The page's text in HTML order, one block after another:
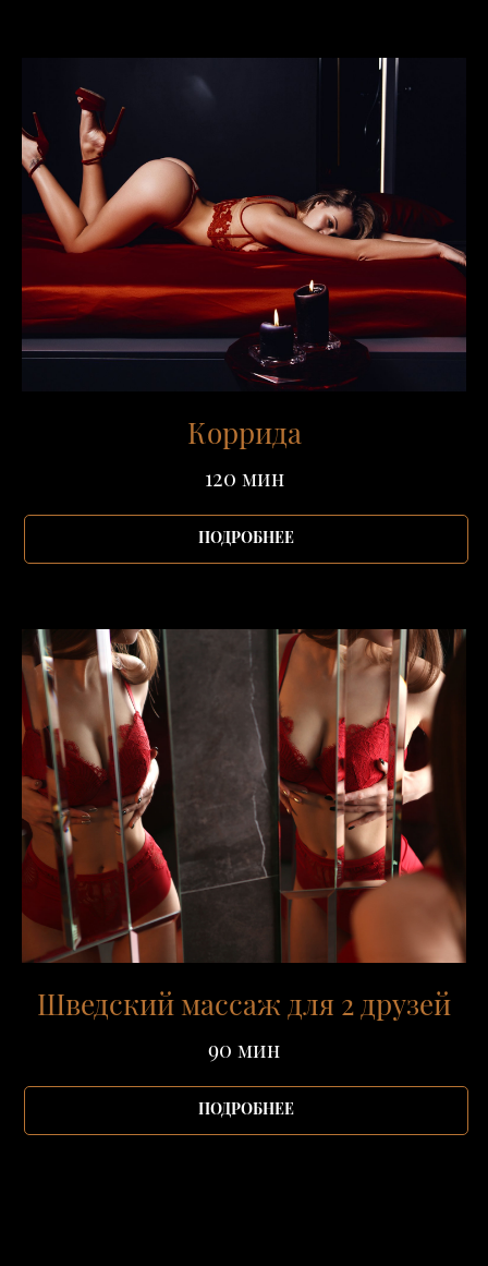
Коррида
120 мин
ПОДРОБНЕЕ
Шведский массаж для 2 друзей
90 мин
ПОДРОБНЕЕ